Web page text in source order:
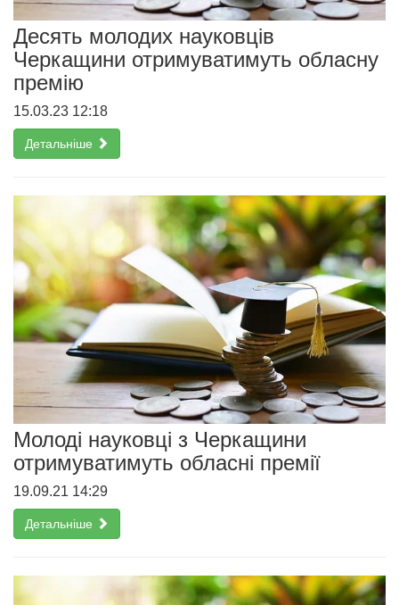
Десять молодих науковців
Черкащини отримуватимуть обласну
премію
15.03.23 12:18
Детальніше
Молоді науковці з Черкащини
отримуватимуть обласні премії
19.09.21 14:29
Детальніше